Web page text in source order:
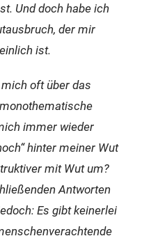
Und doch habe ich
der mir
ist.
oft über das
immer wieder
hinter meiner Wut
mit Wut um?
Antworten
Es gibt keinerlei